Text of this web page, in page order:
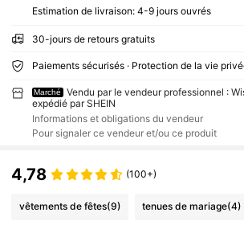
Estimation de livraison: 4-9 jours ouvrés
30-jours de retours gratuits
Paiements sécurisés · Protection de la vie
Marché
Vendu par le vendeur professionnel :
expédié par SHEIN
Informations et obligations du vendeur
Pour signaler ce vendeur et/ou ce produit
4,78 (100+)
vêtements de fêtes(9) tenues de mariage(4)